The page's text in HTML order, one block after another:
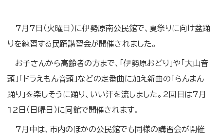
7月7日（火曜日）に伊勢原南公民館で、夏祭りに向け盆踊
りを練習する民踊講習会が開催されました。
お子さんから高齢者の方まで、「伊勢原おどり」や「大山音
頭」「ドラえもん音頭」などの定番曲に加え新曲の「らんまん
踊り」を楽しそうに踊り、いい汗を流しました。2回目は7月
12日（日曜日）に同館で開催されます。
7月中は、市内のほかの公民館でも同様の講習会が開催